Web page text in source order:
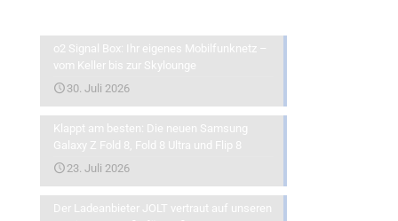
o2 Signal Box: Ihr eigenes Mobilfunknetz –
vom Keller bis zur Skylounge
30. Juli 2026
Klappt am besten: Die neuen Samsung
Galaxy Z Fold 8, Fold 8 Ultra und Flip 8
23. Juli 2026
Der Ladeanbieter JOLT vertraut auf unseren